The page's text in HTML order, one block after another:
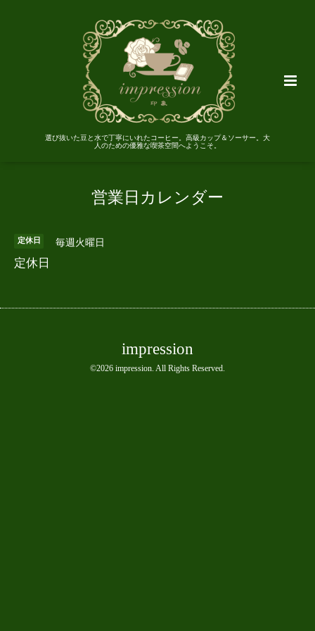
選び抜いた豆と水で丁寧にいれたコーヒー。高級カップ＆ソーサー。大
人のための優雅な喫茶空間へようこそ。
営業日カレンダー
定休日 毎週火曜日
定休日
impression
©2026 impression. All Rights Reserved.